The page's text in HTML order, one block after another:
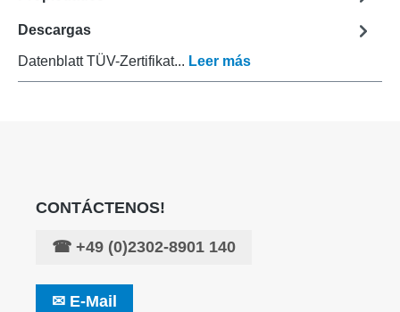
Descargas
Datenblatt TÜV-Zertifikat... Leer más
CONTÁCTENOS!
☎ +49 (0)2302-8901 140
✉ E-Mail